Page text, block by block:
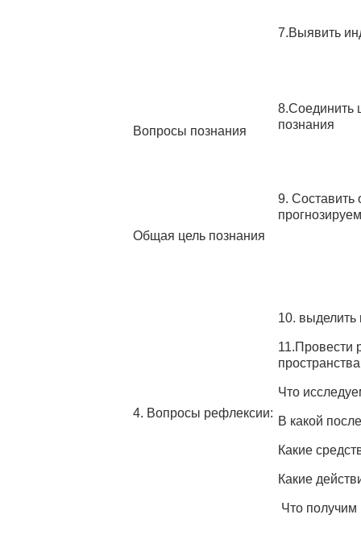
7.Выявить
Вопросы познания
8.Соединить
познания
Общая цель познания
9. Составить
4. Вопросы рефлексии:
10.
11.Провести
пространства
Что
В какой
Какие
Какие
Что получим